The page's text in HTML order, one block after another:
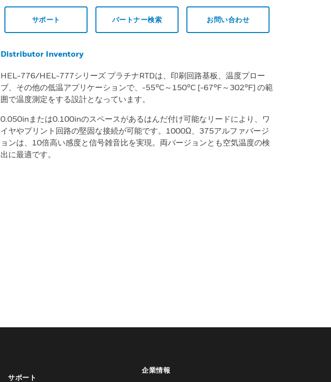
サポート パートナー検索 お問い合わせ
Distributor Inventory
HEL-776/HEL-777シリーズ プラチナRTDは、印刷回路基板、温度プロー
ブ、その他の低温アプリケーションで、-55°C～150°C [-67°F～302°F] の範
囲で温度測定をする設計となっています。
0.050inまたは0.100inのスペースがあるはんだ付け可能なリードにより、ワ
イヤやプリント回路の堅固な接続が可能です。1000Ω、375アルファバージ
ョンは、10倍高い感度と信号雑音比を実現。両バージョンとも空気温度の検
出に最適です。
サポート
企業情報